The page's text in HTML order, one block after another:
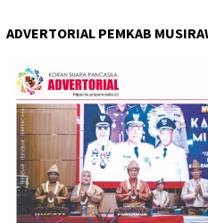
ADVERTORIAL PEMKAB